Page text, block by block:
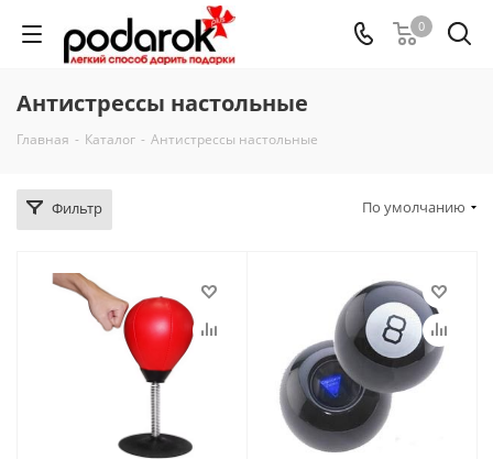
0
Антистрессы настольные
Главная - Каталог - Антистрессы настольные
Фильтр По умолчанию